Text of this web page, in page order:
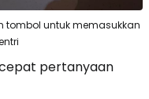
tombol untuk memasukkan
pertanyaan